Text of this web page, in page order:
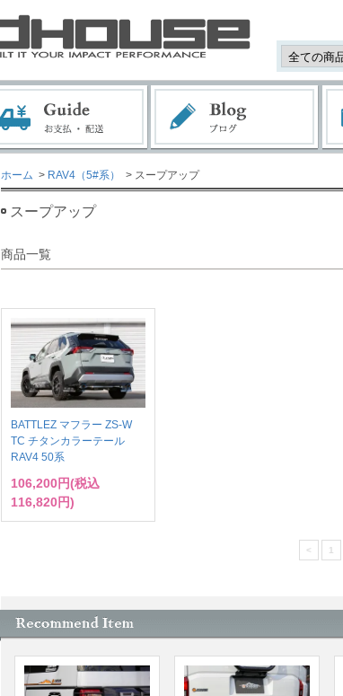
ホーム > RAV4（5#系） > スープアップ
スープアップ
商品一覧
BATTLEZ マフラー ZS-W
TC チタンカラーテール
RAV4 50系
106,200円(税込
116,820円)
< 1